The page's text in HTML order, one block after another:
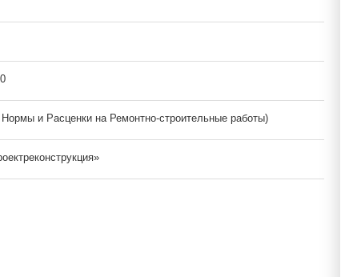
и Расценки на Ремонтно-строительные работы)